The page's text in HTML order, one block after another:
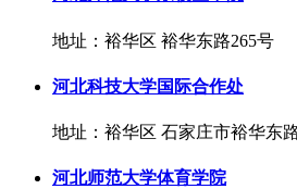
地址：裕华区 裕华东路265号
河北科技大学国际合作处
地址：裕华区 石家庄市裕华东
河北师范大学体育学院